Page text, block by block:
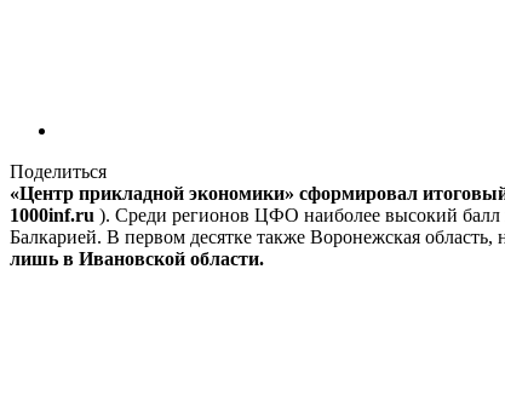
Поделиться
«Центр прикладной экономики» сформировал
1000inf.ru ). Среди регионов ЦФО наиболее высокий балл
Балкарией. В первом десятке также Воронежская
лишь в Ивановской области.